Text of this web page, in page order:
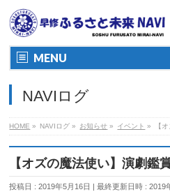
MENU
NAVIログ
HOME » NAVIログ » お知らせ » イベント » 【
【オズの魔法使い】演劇鑑
投稿日 : 2019年5月16日 最終更新日時 : 2019